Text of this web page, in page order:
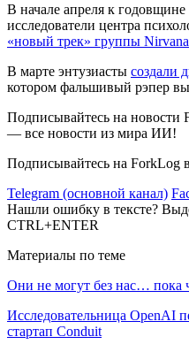
В начале апреля к
исследователи центра
«новый трек» группы Nirvana
В марте энтузиасты создали
котором фальшивый рэпер
Подписывайтесь на новости
— все новости из мира ИИ!
Подписывайтесь на ForkLog
Telegram (основной канал)
Нашли ошибку в тексте?
CTRL+ENTER
Материалы по теме
Они не могут без нас… пока
Исследовательница OpenAI
стартап Conduit